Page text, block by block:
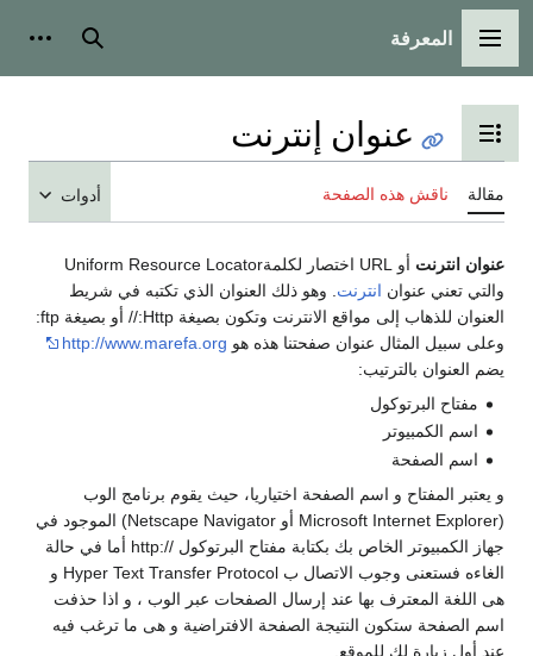
القائمة الرئيسية
المعرفة بحث
تبديل عرض جدول المحتويات
عنوان إنترنت
مقالة ناقش هذه الصفحة أدوات
عنوان انترنت
أو URL اختصار لكلمةUniform Resource Locator
والتي تعني عنوان انترنت . وهو ذلك العنوان الذي تكتبه في شريط
العنوان للذهاب إلى مواقع الانترنت وتكون بصيغة Http:// أو بصيغة ftp:
وعلى سبيل المثال عنوان صفحتنا هذه هو http://www.marefa.org
يضم العنوان بالترتيب:
مفتاح البرتوكول
اسم الكمبيوتر
اسم الصفحة
و يعتبر المفتاح و اسم الصفحة اختياريا، حيث يقوم برنامج الوب
(Microsoft Internet Explorer أو Netscape Navigator) الموجود في
جهاز الكمبيوتر الخاص بك بكتابة مفتاح البرتوكول //:http أما في حالة
الغاءه فستعنى وجوب الاتصال ب Hyper Text Transfer Protocol و
هى اللغة المعترف بها عند إرسال الصفحات عبر الوب ، و اذا حذفت
اسم الصفحة ستكون النتيجة الصفحة الافتراضية و هى ما ترغب فيه
عند أول زيارة لك للموقع.